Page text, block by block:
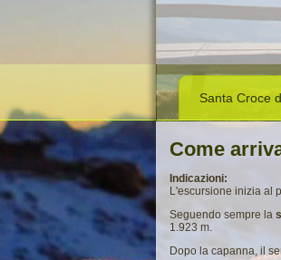
Santa Croce
Come
Indicazioni:
L'escursione inizia al
Seguendo sempre la
1.923 m.
Dopo la capanna, il